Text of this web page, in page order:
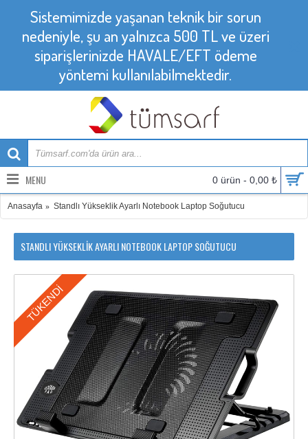
Sistemimizde yaşanan teknik bir sorun
nedeniyle, şu an yalnızca 500 TL ve üzeri
siparişlerinizde HAVALE/EFT ödeme
yöntemi kullanılabilmektedir.
0 ürün - 0,00 ₺
MENU
Anasayfa Standlı Yükseklik Ayarlı Notebook Laptop Soğutucu
STANDLI YÜKSEKLIK AYARLI NOTEBOOK LAPTOP SOĞUTUCU
TÜKENDI